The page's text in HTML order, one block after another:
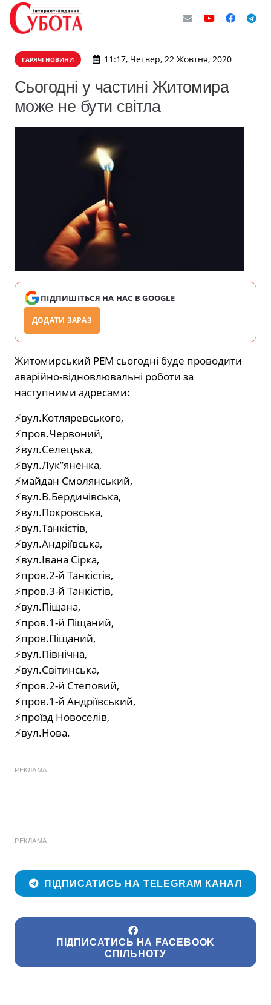
ГАРЯЧІ НОВИНИ 11:17, Четвер, 22 Жовтня, 2020
Сьогодні у частині Житомира
може не бути світла
ПІДПИШІТЬСЯ НА НАС В GOOGLE
ДОДАТИ ЗАРАЗ
Житомирський РЕМ сьогодні буде проводити
аварійно-відновлювальні роботи за
наступними адресами:
⚡вул.Котляревського,
⚡пров.Червоний,
⚡вул.Селецька,
⚡вул.Лук”яненка,
⚡майдан Смолянський,
⚡вул.В.Бердичівська,
⚡вул.Покровська,
⚡вул.Танкістів,
⚡вул.Андріївська,
⚡вул.Івана Сірка,
⚡пров.2-й Танкістів,
⚡пров.3-й Танкістів,
⚡вул.Піщана,
⚡пров.1-й Піщаний,
⚡пров.Піщаний,
⚡вул.Північна,
⚡вул.Світинська,
⚡пров.2-й Степовий,
⚡пров.1-й Андріївський,
⚡проїзд Новоселів,
⚡вул.Нова.
РЕКЛАМА
РЕКЛАМА
ПІДПИСАТИСЬ НА TELEGRAM КАНАЛ
ПІДПИСАТИСЬ НА FACEBOOK
СПІЛЬНОТУ